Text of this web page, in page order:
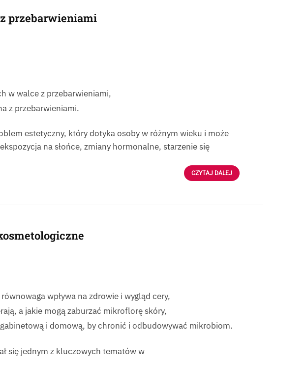
przebarwieniami
w walce z przebarwieniami,
z przebarwieniami.
estetyczny, który dotyka osoby w różnym wieku i może
na słońce, zmiany hormonalne, starzenie się
CZYTAJ DALEJ
wpływa na zdrowie i wygląd cery,
a jakie mogą zaburzać mikroflorę skóry,
i domową, by chronić i odbudowywać mikrobiom.
się jednym z kluczowych tematów w